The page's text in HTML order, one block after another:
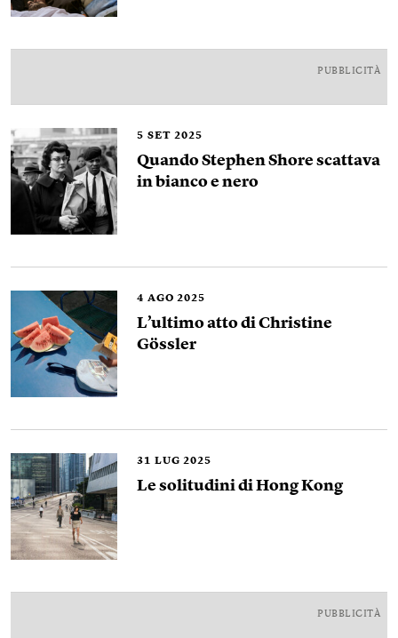
PUBBLICITÀ
5 SET 2025
Quando Stephen Shore scattava
in bianco e nero
4 AGO 2025
L’ultimo atto di Christine
Gössler
31 LUG 2025
Le solitudini di Hong Kong
PUBBLICITÀ